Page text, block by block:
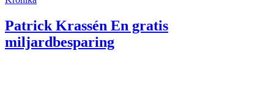
Patrick Krassén En gratis
miljardbesparing